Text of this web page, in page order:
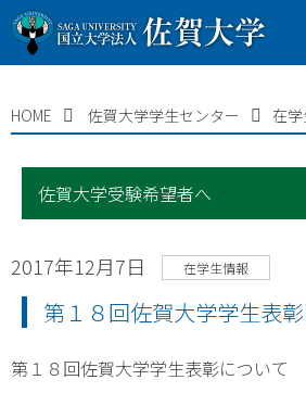
HOME 佐賀大学学生センター 在
佐賀大学受験希望者へ
2017年12月7日 在学生情報
第１８回佐賀大学学生表
第１８回佐賀大学学生表彰について